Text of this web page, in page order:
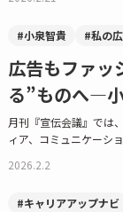
#小泉智貴 #私の
広告もファッ
る”ものへ—
月刊『宣伝会議』では
ィア、コミュニケーシ
2026.2.2
#キャリアアップナビ